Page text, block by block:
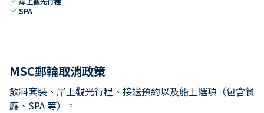
checkSPA
MSC郵輪取消政策
飲料套裝、岸上觀光行程、接送預約以及船上選項（包含餐
廳、SPA 等）。